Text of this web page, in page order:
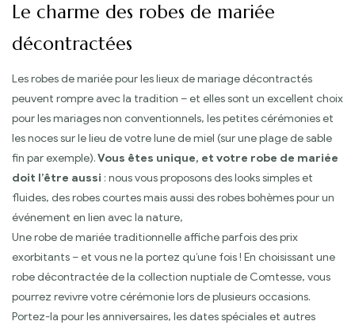
Le charme des robes de mariée
décontractées
Les robes de mariée pour les lieux de mariage décontractés
peuvent rompre avec la tradition – et elles sont un excellent choix
pour les mariages non conventionnels, les petites cérémonies et
les noces sur le lieu de votre lune de miel (sur une plage de sable
fin par exemple).Vous êtes unique, et votre robe de mariée
doit l’être aussi : nous vous proposons des looks simples et
fluides, des robes courtes mais aussi des robes bohèmes pour un
événement en lien avec la nature,
Une robe de mariée traditionnelle affiche parfois des prix
exorbitants – et vous ne la portez qu’une fois ! En choisissant une
robe décontractée de la collection nuptiale de Comtesse, vous
pourrez revivre votre cérémonie lors de plusieurs occasions.
Portez-la pour les anniversaires, les dates spéciales et autres